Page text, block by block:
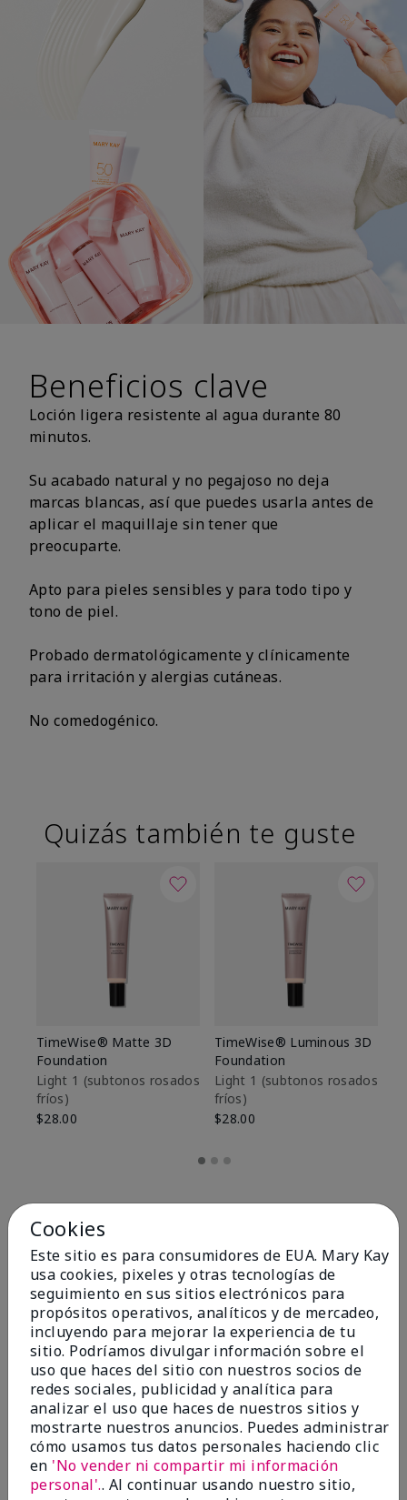
Beneficios clave
Loción ligera resistente al agua durante 80
minutos.
Su acabado natural y no pegajoso no deja
marcas blancas, así que puedes usarla antes de
aplicar el maquillaje sin tener que
preocuparte.
Apto para pieles sensibles y para todo tipo y
tono de piel.
Probado dermatológicamente y clínicamente
para irritación y alergias cutáneas.
No comedogénico.
Quizás también te guste
TimeWise® Matte 3D
Foundation
Light 1​ (subtonos rosados
fríos)
$28.00
TimeWise® Luminous 3D
Foundation
Light 1​ (subtonos rosados
fríos)
$28.00
OPINIONES
4.8
Cookies
Este sitio es para consumidores de EUA. Mary Kay
usa cookies, pixeles y otras tecnologías de
seguimiento en sus sitios electrónicos para
propósitos operativos, analíticos y de mercadeo,
incluyendo para mejorar la experiencia de tu
sitio. Podríamos divulgar información sobre el
uso que haces del sitio con nuestros socios de
redes sociales, publicidad y analítica para
analizar el uso que haces de nuestros sitios y
mostrarte nuestros anuncios. Puedes administrar
cómo usamos tus datos personales haciendo clic
en 'No vender ni compartir mi información
personal'.. Al continuar usando nuestro sitio,